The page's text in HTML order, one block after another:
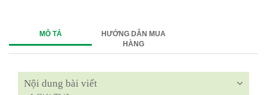
MÔ TẢ
HƯỚNG DẪN MUA
HÀNG
Nội dung bài viết